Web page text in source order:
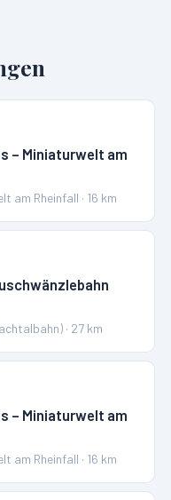
– Miniaturwelt am
am Rheinfall · 16 km
· 27 km
– Miniaturwelt am
am Rheinfall · 16 km